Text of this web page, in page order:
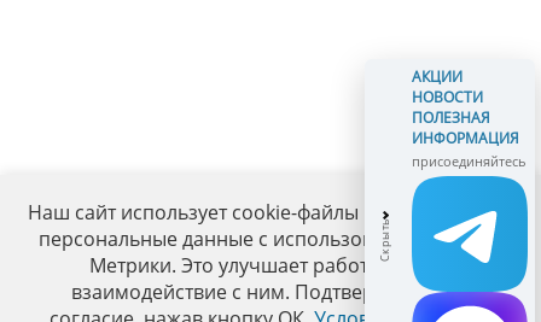
Наш сайт использует cookie-файлы и обрабатывает
персональные данные с использованием Яндекс
Метрики. Это улучшает работу сайта и
взаимодействие с ним. Подтвердите ваше
АКЦИИ
НОВОСТИ
ПОЛЕЗНАЯ
ИНФОРМАЦИЯ
присоединяйтесь